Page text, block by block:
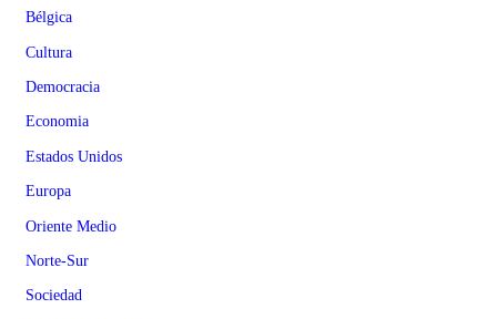
Bélgica
Cultura
Democracia
Economia
Estados Unidos
Europa
Oriente Medio
Norte-Sur
Sociedad